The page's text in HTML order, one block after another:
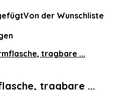
Von der Wunschliste
tragbare ...